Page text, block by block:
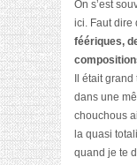
On s’est
ici. Faut dire
féériques,
Il était
dans une
chouchous
la quasi
quand je te